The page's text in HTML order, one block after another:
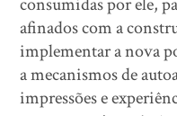
afinados com a
implementar a nova
a mecanismos de
impressões e